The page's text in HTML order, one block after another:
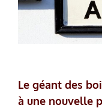
Le géant des
à une nouvelle